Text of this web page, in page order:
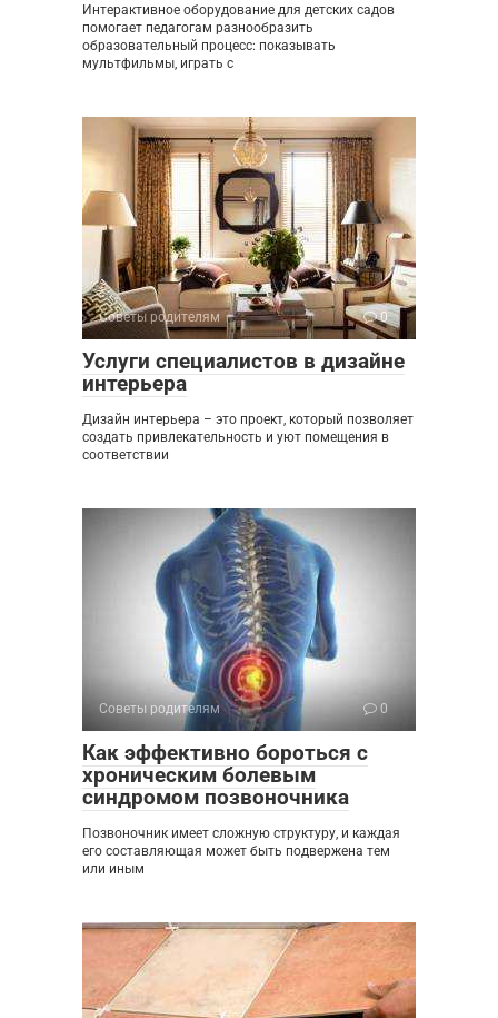
Интерактивное оборудование для детских садов
помогает педагогам разнообразить
образовательный процесс: показывать
мультфильмы, играть с
Советы родителям 0
Услуги специалистов в дизайне
интерьера
Дизайн интерьера – это проект, который позволяет
создать привлекательность и уют помещения в
соответствии
Советы родителям 0
Как эффективно бороться с
хроническим болевым
синдромом позвоночника
Позвоночник имеет сложную структуру, и каждая
его составляющая может быть подвержена тем
или иным